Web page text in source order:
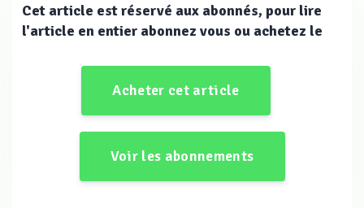
Cet article est réservé aux abonnés, pour lire
l'article en entier abonnez vous ou achetez le
Acheter cet article
Voir les abonnements